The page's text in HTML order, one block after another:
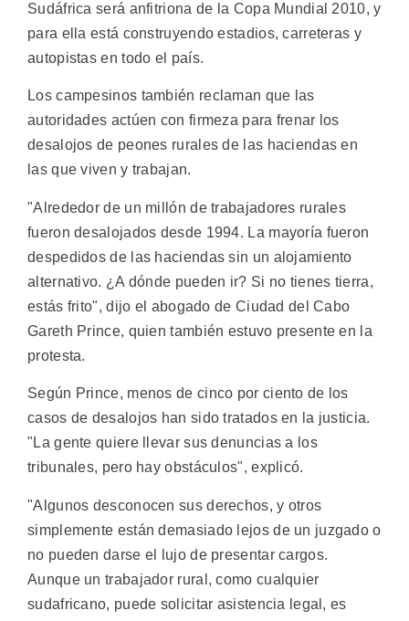
Sudáfrica será anfitriona de la Copa Mundial 2010, y
para ella está construyendo estadios, carreteras y
autopistas en todo el país.
Los campesinos también reclaman que las
autoridades actúen con firmeza para frenar los
desalojos de peones rurales de las haciendas en
las que viven y trabajan.
"Alrededor de un millón de trabajadores rurales
fueron desalojados desde 1994. La mayoría fueron
despedidos de las haciendas sin un alojamiento
alternativo. ¿A dónde pueden ir? Si no tienes tierra,
estás frito", dijo el abogado de Ciudad del Cabo
Gareth Prince, quien también estuvo presente en la
protesta.
Según Prince, menos de cinco por ciento de los
casos de desalojos han sido tratados en la justicia.
"La gente quiere llevar sus denuncias a los
tribunales, pero hay obstáculos", explicó.
"Algunos desconocen sus derechos, y otros
simplemente están demasiado lejos de un juzgado o
no pueden darse el lujo de presentar cargos.
Aunque un trabajador rural, como cualquier
sudafricano, puede solicitar asistencia legal, es